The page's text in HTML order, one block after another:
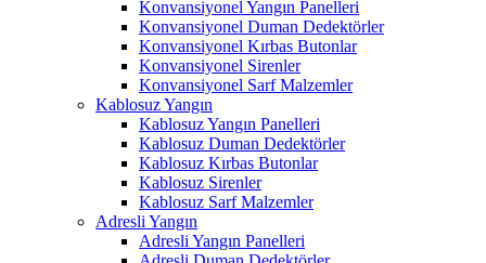
Konvansiyonel Yangın Panelleri
Konvansiyonel Duman Dedektörler
Konvansiyonel Kırbas Butonlar
Konvansiyonel Sirenler
Konvansiyonel Sarf Malzemler
Kablosuz Yangın
Kablosuz Yangın Panelleri
Kablosuz Duman Dedektörler
Kablosuz Kırbas Butonlar
Kablosuz Sirenler
Kablosuz Sarf Malzemler
Adresli Yangın
Adresli Yangın Panelleri